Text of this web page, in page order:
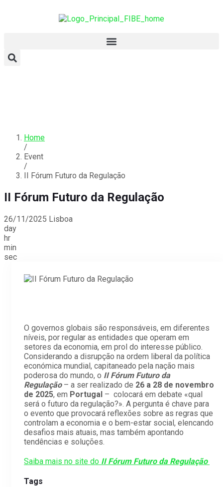
Home
/
Event
/
II Fórum Futuro da Regulação
II Fórum Futuro da Regulação
26/11/2025 Lisboa
day
hr
min
sec
O governos globais são responsáveis, em diferentes
níveis, por regular as entidades que operam em
setores da economia, em prol do interesse público.
Considerando a disrupção na ordem liberal da política
económica mundial, capitaneado pela nação mais
poderosa do mundo, o II Fórum Futuro da
Regulação– a ser realizado de 26 a 28 de novembro
de 2025, em Portugal – colocará em debate «qual
será o futuro da regulação?». A pergunta é chave para
o evento que provocará reflexões sobre as regras que
controlam a economia e o bem-estar social, elencando
desafios mais atuais, mas também apontando
tendências e soluções.
Saiba mais no site do II Fórum Futuro da Regulação
Tags